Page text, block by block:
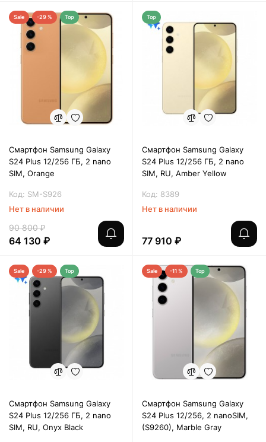
Sale -29 % Top
Смартфон Samsung Galaxy
S24 Plus 12/256 ГБ, 2 nano
SIM, Orange
Код: SM-S926
Нет в наличии
90 800 ₽
64 130 ₽
Top
Смартфон Samsung Galaxy
S24 Plus 12/256 ГБ, 2 nano
SIM, RU, Amber Yellow
Код: 8389
Нет в наличии
77 910 ₽
Sale -29 % Top
Смартфон Samsung Galaxy
S24 Plus 12/256 ГБ, 2 nano
SIM, RU, Onyx Black
Sale -11 % Top
Смартфон Samsung Galaxy
S24 Plus 12/256, 2 nanoSIM,
(S9260), Marble Gray